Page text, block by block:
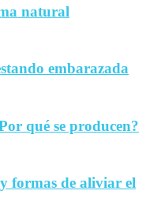
natural
embarazada
qué se producen?
formas de aliviar el